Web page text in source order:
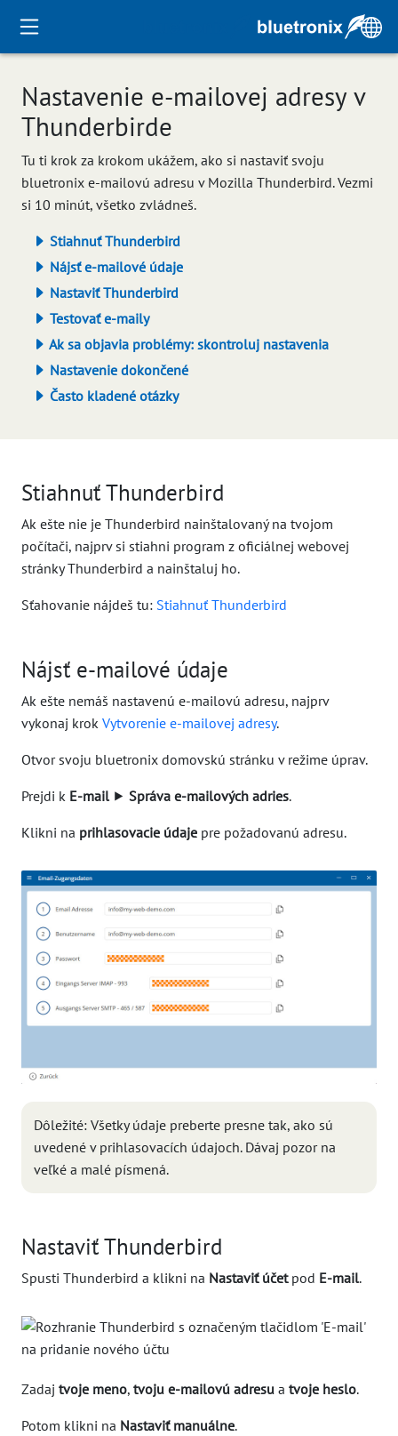
Nastavenie e-mailovej adresy v
Thunderbirde
Tu ti krok za krokom ukážem, ako si nastaviť svoju
bluetronix e-mailovú adresu v Mozilla Thunderbird. Vezmi
si 10 minút, všetko zvládneš.
Stiahnuť Thunderbird
Nájsť e-mailové údaje
Nastaviť Thunderbird
Testovať e-maily
Ak sa objavia problémy: skontroluj nastavenia
Nastavenie dokončené
Často kladené otázky
Stiahnuť Thunderbird
Ak ešte nie je Thunderbird nainštalovaný na tvojom
počítači, najprv si stiahni program z oficiálnej webovej
stránky Thunderbird a nainštaluj ho.
Sťahovanie nájdeš tu: Stiahnuť Thunderbird
Nájsť e-mailové údaje
Ak ešte nemáš nastavenú e-mailovú adresu, najprv
vykonaj krok Vytvorenie e-mailovej adresy.
Otvor svoju bluetronix domovskú stránku v režime úprav.
Prejdi k E-mail⯈ Správa e-mailových adries.
Klikni na prihlasovacie údaje pre požadovanú adresu.
Dôležité: Všetky údaje preberte presne tak, ako sú
uvedené v prihlasovacích údajoch. Dávaj pozor na
veľké a malé písmená.
Nastaviť Thunderbird
Spusti Thunderbird a klikni na Nastaviť účetpod E-mail.
Zadaj tvoje meno, tvoju e-mailovú adresu a tvoje heslo.
Potom klikni na Nastaviť manuálne.